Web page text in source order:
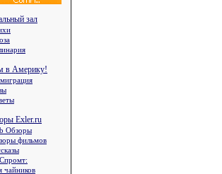
зал
в Америку!
Exler.ru
Обзоры
фильмов
чайников